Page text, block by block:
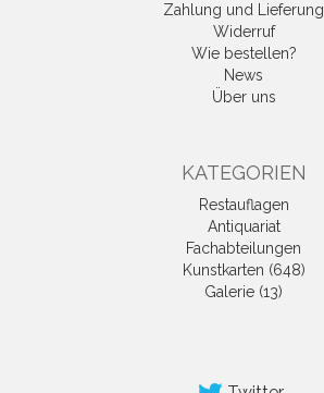
Zahlung und Lieferung
Widerruf
Wie bestellen?
News
Über uns
KATEGORIEN
Restauflagen
Antiquariat
Fachabteilungen
Kunstkarten (648)
Galerie (13)